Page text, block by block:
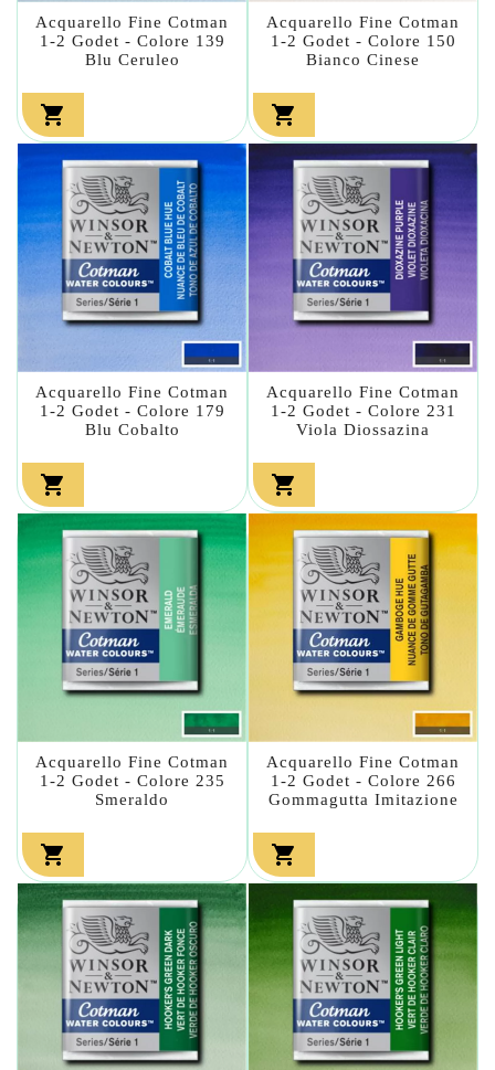
Acquarello Fine Cotman
1-2 Godet - Colore 139
Blu Ceruleo

Acquarello Fine Cotman
1-2 Godet - Colore 150
Bianco Cinese

Acquarello Fine Cotman
1-2 Godet - Colore 179
Blu Cobalto

Acquarello Fine Cotman
1-2 Godet - Colore 231
Viola Diossazina

Acquarello Fine Cotman
1-2 Godet - Colore 235
Smeraldo

Acquarello Fine Cotman
1-2 Godet - Colore 266
Gommagutta Imitazione
